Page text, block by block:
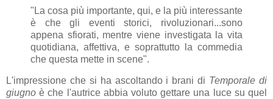
"La cosa più importante, qui, e la più interessante
è che gli eventi storici, rivoluzionari...sono
appena sfiorati, mentre viene investigata la vita
quotidiana, affettiva, e soprattutto la commedia
che questa mette in scene".
L'impressione che si ha ascoltando i brani di Temporale di
giugno è che l'autrice abbia voluto gettare una luce su quel